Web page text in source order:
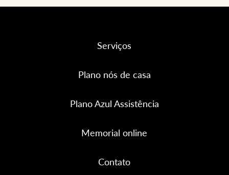
Serviços
Plano nós de casa
Plano Azul Assistência
Memorial online
Contato